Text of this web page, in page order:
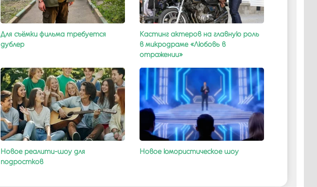
Для съёмки фильма требуется
дублер
Кастинг актеров на главную роль
в микродраме «Любовь в
отражении»
Новое реалити-шоу для
подростков
Новое юмористическое шоу